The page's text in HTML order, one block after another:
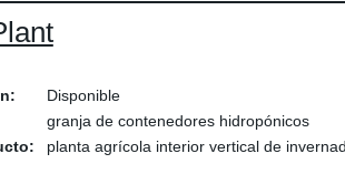
Disponible
granja de contenedores hidropónicos
planta agrícola interior vertical de